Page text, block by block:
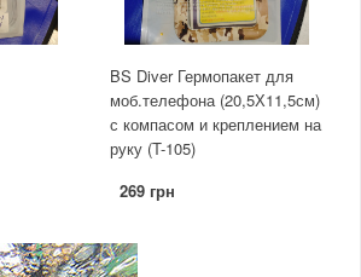
BS Diver Гермопакет для
моб.телефона (20,5Х11,5см)
с компасом и креплением на
руку (T-105)
269 грн